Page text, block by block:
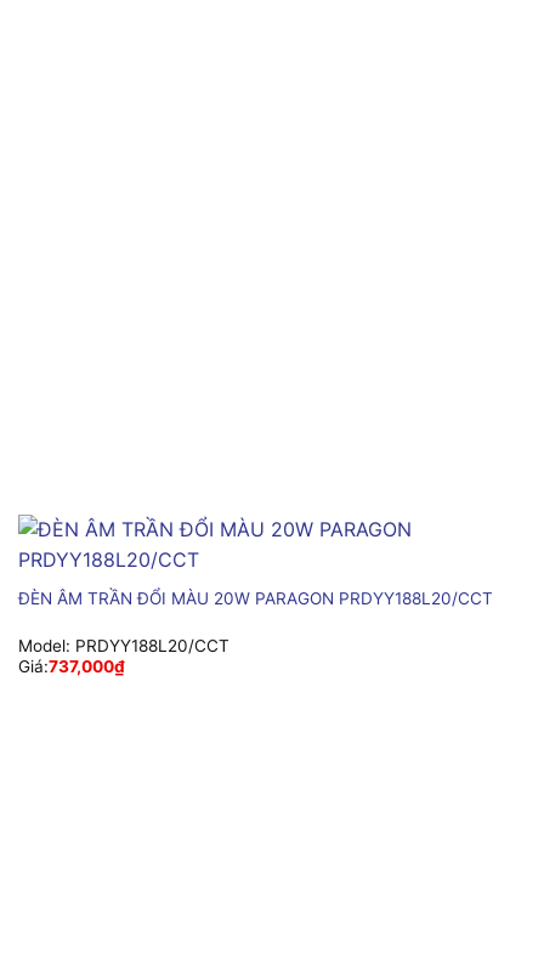
ĐÈN ÂM TRẦN ĐỔI MÀU 20W PARAGON PRDYY188L20/CCT
Model: PRDYY188L20/CCT
Giá:737,000₫